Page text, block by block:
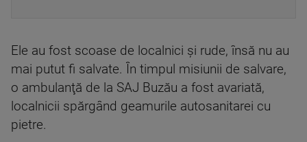
Ele au fost scoase de localnici şi rude, însă nu au
mai putut fi salvate. În timpul misiunii de salvare,
o ambulanţă de la SAJ Buzău a fost avariată,
localnicii spărgând geamurile autosanitarei cu
pietre.